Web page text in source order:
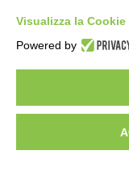
Copyright 2026 |
Parma S.p.A. |
Visualizza la
Powered by